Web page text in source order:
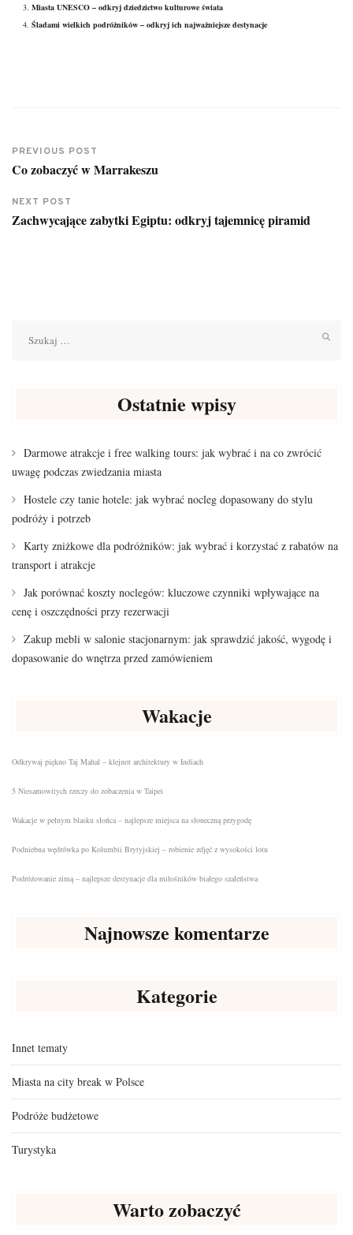
Miasta UNESCO – odkryj dziedzictwo kulturowe świata
Śladami wielkich podróżników – odkryj ich najważniejsze destynacje
PREVIOUS POST
Co zobaczyć w Marrakeszu
NEXT POST
Zachwycające zabytki Egiptu: odkryj tajemnicę piramid
Ostatnie wpisy
Darmowe atrakcje i free walking tours: jak wybrać i na co zwrócić
uwagę podczas zwiedzania miasta
Hostele czy tanie hotele: jak wybrać nocleg dopasowany do stylu
podróży i potrzeb
Karty zniżkowe dla podróżników: jak wybrać i korzystać z rabatów na
transport i atrakcje
Jak porównać koszty noclegów: kluczowe czynniki wpływające na
cenę i oszczędności przy rezerwacji
Zakup mebli w salonie stacjonarnym: jak sprawdzić jakość, wygodę i
dopasowanie do wnętrza przed zamówieniem
Wakacje
Odkrywaj piękno Taj Mahal – klejnot architektury w Indiach
5 Niesamowitych rzeczy do zobaczenia w Taipei
Wakacje w pełnym blasku słońca – najlepsze miejsca na słoneczną przygodę
Podniebna wędrówka po Kolumbii Brytyjskiej – robienie zdjęć z wysokości lotu
Podróżowanie zimą – najlepsze destynacje dla miłośników białego szaleństwa
Najnowsze komentarze
Kategorie
Innet tematy
Miasta na city break w Polsce
Podróże budżetowe
Turystyka
Warto zobaczyć